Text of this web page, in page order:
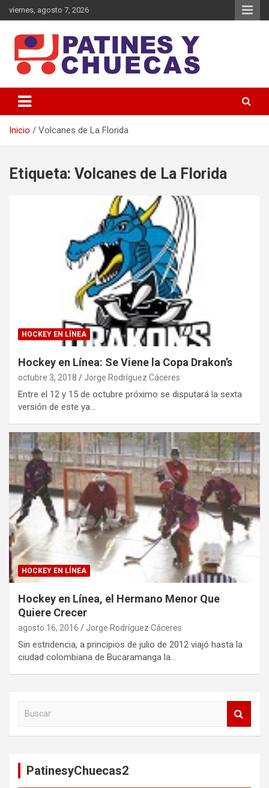
Saltar
al
viernes, agosto 7, 2026
Patines y Chuecas
Inicio Volcanes de La Florida
Etiqueta: Volcanes de La Florida
HOCKEY EN LÍNEA
Hockey en Línea: Se Viene la Copa Drakon’s
octubre 3, 2018 Jorge Rodríguez Cáceres
Entre el 12 y 15 de octubre próximo se disputará la sexta
versión de este ya…
HOCKEY EN LÍNEA
Hockey en Línea, el Hermano Menor Que
Quiere Crecer
agosto 16, 2016 Jorge Rodríguez Cáceres
Sin estridencia, a principios de julio de 2012 viajó hasta la
ciudad colombiana de Bucaramanga la…
PatinesyChuecas2